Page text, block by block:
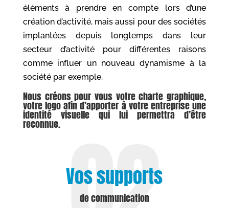
éléments à prendre en compte lors d’une
création d’activité, mais aussi pour des sociétés
implantées depuis longtemps dans leur
secteur d’activité pour différentes raisons
comme influer un nouveau dynamisme à la
société par exemple.
Nous créons pour vous votre charte graphique,
votre logo afin d’apporter à votre entreprise une
identité visuelle qui lui permettra d’être
reconnue.
Vos supports
de communication